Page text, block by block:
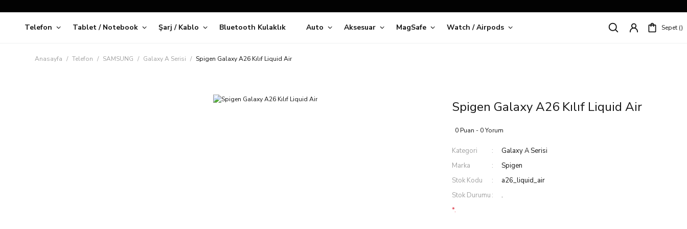
Siparişleriniz
5 İş Günü İçerisinde Kargoda!
Kapıda Ödeme Kolaylığı, Kredi Kartı ile Taksitli Hızlı ve Güvenli Alışveriş!
Telefon Tablet / Notebook Şarj / Kablo Bluetooth Kulaklık Auto Aksesuar MagSafe Watch / Airpods Sepet
Anasayfa Telefon SAMSUNG Galaxy A Serisi Spigen Galaxy A26 Kılıf Liquid Air
Spigen Galaxy A26 Kılıf Liquid Air
0 Puan - 0 Yorum
Kategori
Galaxy A Serisi
Marka
Spigen
Stok Kodu
a26_liquid_air
Stok Durumu
.
*.